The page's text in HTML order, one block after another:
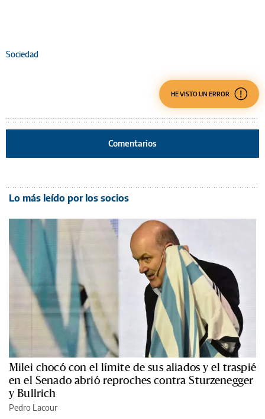
Sociedad
HE VISTO UN ERROR
Comentarios
Lo más leído por los socios
Milei chocó con el límite de sus aliados y el traspié
en el Senado abrió reproches contra Sturzenegger
y Bullrich
Pedro Lacour